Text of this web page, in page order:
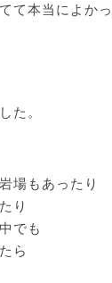
て本当によか
た。
場もあったり
り
でも
ら